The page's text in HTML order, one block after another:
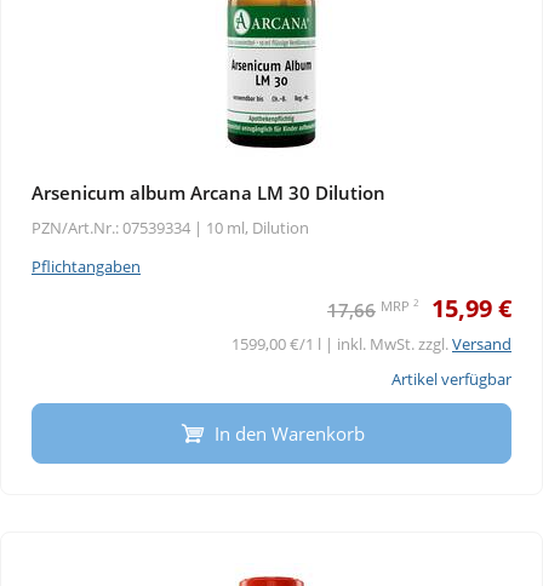
Arsenicum album Arcana LM 30 Dilution
PZN/Art.Nr.: 07539334 | 10 ml, Dilution
Pflichtangaben
17,66 MRP 2 15,99 €
1599,00 €/1 l | inkl. MwSt. zzgl.Versand
Artikel verfügbar
In den Warenkorb